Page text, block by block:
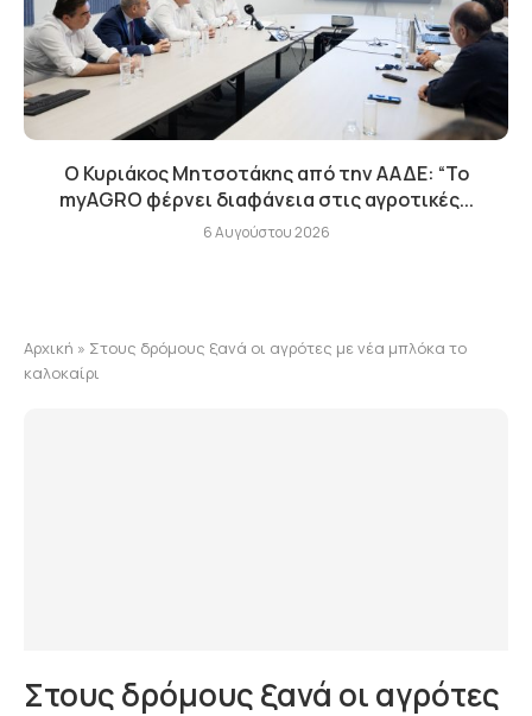
Ο Κυριάκος Μητσοτάκης από την ΑΑΔΕ: “Το
myAGRO φέρνει διαφάνεια στις αγροτικές...
6 Αυγούστου 2026
Αρχική » Στους δρόμους ξανά οι αγρότες με νέα μπλόκα το
καλοκαίρι
Στους δρόμους ξανά οι αγρότες